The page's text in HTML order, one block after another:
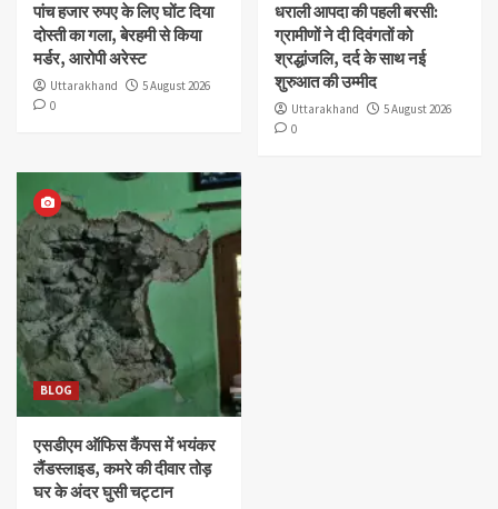
पांच हजार रुपए के लिए घोंट दिया
दोस्ती का गला, बेरहमी से किया
मर्डर, आरोपी अरेस्ट
Uttarakhand
5 August 2026
0
धराली आपदा की पहली बरसी:
ग्रामीणों ने दी दिवंगतों को
श्रद्धांजलि, दर्द के साथ नई
शुरुआत की उम्मीद
Uttarakhand
5 August 2026
0
BLOG
एसडीएम ऑफिस कैंपस में भयंकर
लैंडस्लाइड, कमरे की दीवार तोड़
घर के अंदर घुसी चट्टान